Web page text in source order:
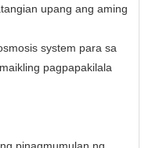
upang ang aming
system para sa
pagpapakilala